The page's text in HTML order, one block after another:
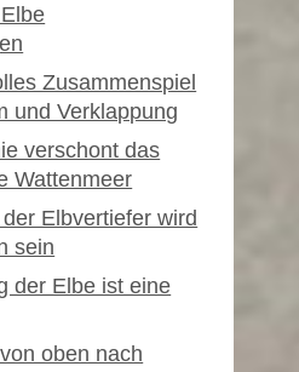
Zusammenspiel
und Verklappung
verschont das
Wattenmeer
Elbvertiefer wird
sein
der Elbe ist eine
oben nach